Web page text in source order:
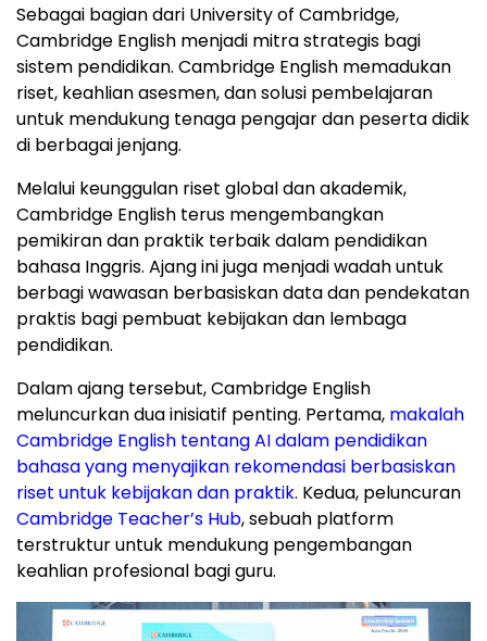
Sebagai bagian dari University of Cambridge,
Cambridge English menjadi mitra strategis bagi
sistem pendidikan. Cambridge English memadukan
riset, keahlian asesmen, dan solusi pembelajaran
untuk mendukung tenaga pengajar dan peserta didik
di berbagai jenjang.
Melalui keunggulan riset global dan akademik,
Cambridge English terus mengembangkan
pemikiran dan praktik terbaik dalam pendidikan
bahasa Inggris. Ajang ini juga menjadi wadah untuk
berbagi wawasan berbasiskan data dan pendekatan
praktis bagi pembuat kebijakan dan lembaga
pendidikan.
Dalam ajang tersebut, Cambridge English
meluncurkan dua inisiatif penting. Pertama, makalah
Cambridge English tentang AI dalam pendidikan
bahasa yang menyajikan rekomendasi berbasiskan
riset untuk kebijakan dan praktik. Kedua, peluncuran
Cambridge Teacher’s Hub, sebuah platform
terstruktur untuk mendukung pengembangan
keahlian profesional bagi guru.